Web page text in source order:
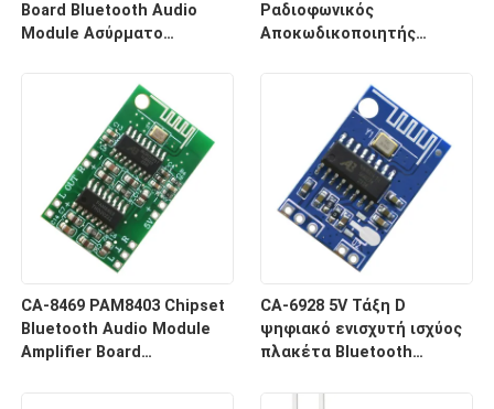
Board Bluetooth Audio
Module Ασύρματο
Ραδιοφωνικός
Αποκωδικοποιητής
Ασύρματο Δέκτη
CA-8469 PAM8403 Chipset
Bluetooth Audio Module
Amplifier Board
CA-6928 5V Τάξη D
ψηφιακό ενισχυτή ισχύος
πλακέτα Bluetooth